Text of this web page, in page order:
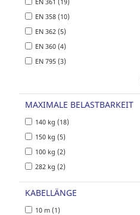
EN 358 (10)
EN 362 (5)
EN 360 (4)
EN 795 (3)
MAXIMALE BELASTBARKEIT
140 kg (18)
150 kg (5)
100 kg (2)
282 kg (2)
KABELLÄNGE
10 m (1)